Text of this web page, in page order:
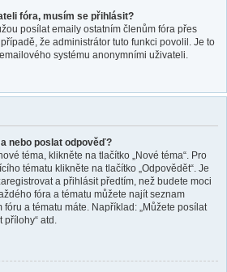
fóra, musím se přihlásit?
posílat emaily ostatním členům fóra přes
že administrátor tuto funkci povolil. Je to
systému anonymními uživateli.
nebo poslat odpověď?
téma, klikněte na tlačítko „Nové téma“. Pro
tématu klikněte na tlačítko „Odpovědět“. Je
a přihlásit předtím, než budete moci
fóra a tématu můžete najít seznam
a tématu máte. Například: „Můžete posílat
přílohy“ atd.